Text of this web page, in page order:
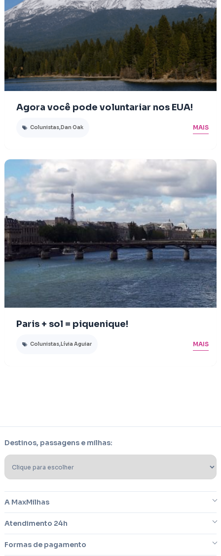
Agora você pode voluntariar nos EUA!
Colunistas, Dan Oak MAIS
Paris + sol = piquenique!
Colunistas, Lívia Aguiar MAIS
Destinos, passagens e milhas:
A MaxMilhas
Atendimento 24h
Formas de pagamento